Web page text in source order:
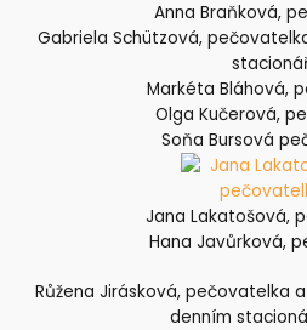
Anna Braňková,
Gabriela Schützová,
Markéta Bláhová,
Olga Kučerová,
Soňa Bursová
Jana Lakatošová,
Hana Javůrková,
Růžena Jirásková, pečovatelka
denním